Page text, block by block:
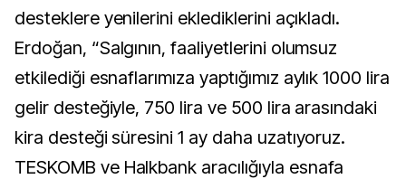
desteklere yenilerini eklediklerini açıkladı.
Erdoğan, “Salgının, faaliyetlerini olumsuz
etkilediği esnaflarımıza yaptığımız aylık 1000 lira
gelir desteğiyle, 750 lira ve 500 lira arasındaki
kira desteği süresini 1 ay daha uzatıyoruz.
TESKOMB ve Halkbank aracılığıyla esnafa